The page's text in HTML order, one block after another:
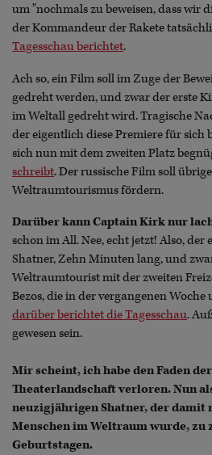
um "nochmals zu beweisen, dass wir
der Kommandeur der Rakete
Tagesschau berichtet.
Ach so, ein Film soll im Zuge der
gedreht werden, und zwar der erste
im Weltall gedreht wird. Tragische
der eigentlich diese Premiere für
sich nun mit dem zweiten Platz
schreibt. Der russische Film soll
Weltraumtourismus fördern.
Darüber kann Captain Kirk nur
schon im All. Nee, echt jetzt! Also,
Shatner, Zehn Minuten lang, und
Weltraumtourist mit der zweiten
Bezos, die in der vergangenen Woche
darüber berichtet die Tagesschau.
gewesen sein.
Mir scheint, ich habe den Faden
Theaterlandschaft verloren. Nun
neuzigjährigen Shatner, der damit
Menschen im Weltraum wurde,
Geburtstagen.